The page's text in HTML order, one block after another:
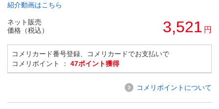
紹介動画はこちら
ネット販売
価格（税込）
3,521 円
コメリカード番号登録、コメリカードでお支払いで
コメリポイント ： 47ポイント獲得
コメリポイントについて